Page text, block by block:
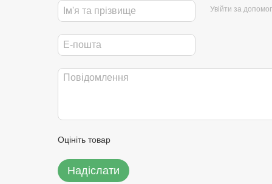
Увійти за
Оцініть товар
Надіслати